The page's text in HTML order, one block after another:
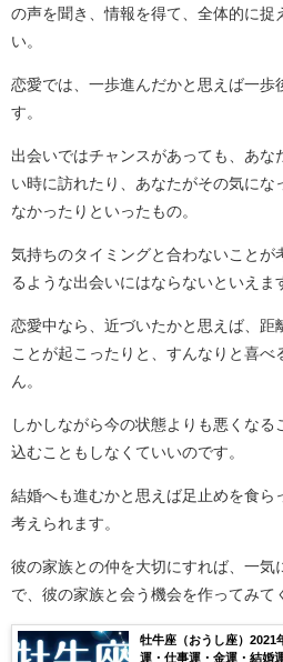
の声を聞き、情報を得て、全体的に捉
い。
恋愛では、一歩進んだかと思えば一歩
す。
出会いではチャンスがあっても、あな
い時に訪れたり、あなたがその気にな
なかったりといったもの。
気持ちのタイミングと合わないことが
るような出会いにはならないといえま
恋愛中なら、近づいたかと思えば、距
ことが起こったりと、すんなりと喜
ん。
しかしながら今の状態よりも悪くなる
込むこともしなくていいのです。
結婚へも進むかと思えば足止めを食ら
考えられます。
彼の家族との仲を大切にすれば、一気
で、彼の家族と会う機会を作ってみて
牡牛座（おうし座）2021
運・仕事運・金運・結婚